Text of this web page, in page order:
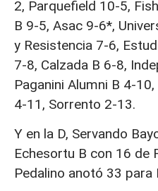
2, Parquefield 10-5,
B 9-5, Asac 9-6*,
y Resistencia 7-6,
7-8, Calzada B 6-8,
Paganini Alumni B 4-
4-11, Sorrento 2-13.
Y en la D, Servando
Echesortu B con 16 de
Pedalino anotó 33 para